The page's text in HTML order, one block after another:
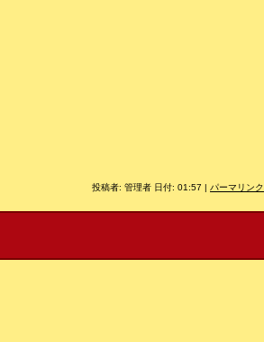
投稿者: 管理者 日付: 01:57 | パーマリンク